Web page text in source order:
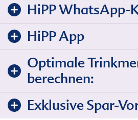
HiPP WhatsApp-
HiPP App
Optimale
berechnen:
Exklusive Spar-